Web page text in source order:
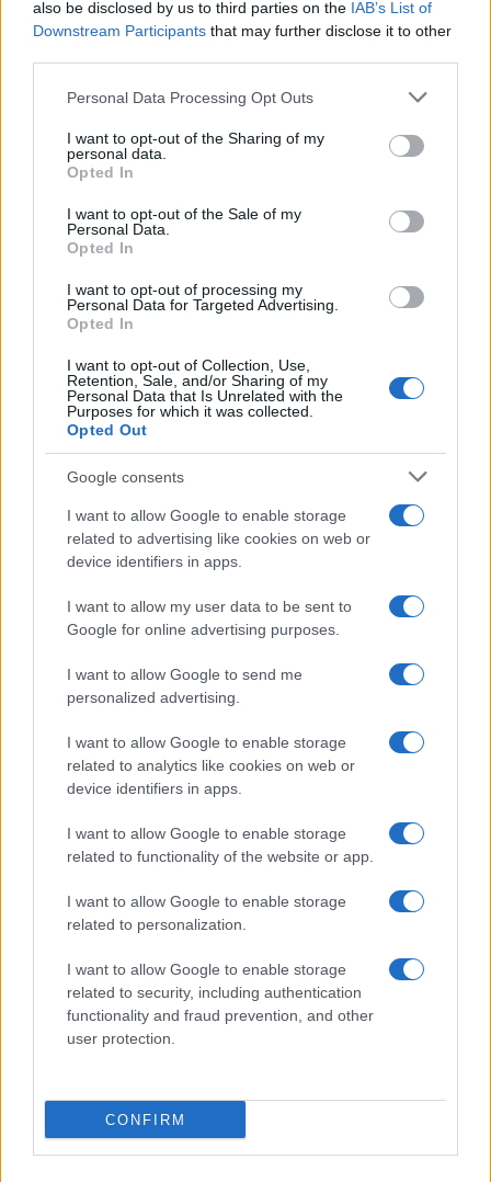
also be disclosed by us to third parties on the IAB’s List of
Downstream Participants that may further disclose it to other
Please note that this website/app uses one or more Google
not limited to your visit or usage behaviour. You may click to
grant or deny consent to Google and its third-party tags to
use your data for below specified purposes in below Google
consent section.
Personal Data Processing Opt Outs
I want to opt-out of the Sharing of my
personal data.
Opted In
I want to opt-out of the Sale of my
Personal Data.
Opted In
I want to opt-out of processing my
Personal Data for Targeted Advertising.
Opted In
I want to opt-out of Collection, Use,
Retention, Sale, and/or Sharing of my
Personal Data that Is Unrelated with the
Purposes for which it was collected.
Opted Out
Google consents
I want to allow Google to enable storage
related to advertising like cookies on web or
device identifiers in apps.
I want to allow my user data to be sent to
Google for online advertising purposes.
I want to allow Google to send me
personalized advertising.
I want to allow Google to enable storage
related to analytics like cookies on web or
device identifiers in apps.
I want to allow Google to enable storage
related to functionality of the website or app.
I want to allow Google to enable storage
related to personalization.
I want to allow Google to enable storage
related to security, including authentication
functionality and fraud prevention, and other
user protection.
CONFIRM
Az AWS tagjai az Eurovíziós Dalfesztivál elődöntője
utánFotó: AWS Facebook-oldala
Az AWS május 10-én éjjel, az elődöntő után értesült arról,
hogy az együttest meghívták az augusztusi németországi
Wacken Open Airre, a világ egyik legnagyobb metálzenei
fesztiváljára. Az idei fellépők között lesz mások mellett a
Sepultura, Doro, a Dokken, a Danzig, a Judas Priest, a
Nightwish, a Running Wild, a Clawfinger, a Dimmu Borgir és a
Helmet. ?A Wacken előzőleg azzal keresett meg minket,
hogy csináljunk nekik egy videót, amelyben arra buzdítjuk a
rockereket és a metálosokat, hogy szavazzanak ránk az
Eurovíziós Dalfesztiválon. Aztán május 10-én este kiderült,
hogy ennél többről van szó: meghívtak minket a Wackenre.
Ez csodálatos, olyan, mintha az Iron Maiden előzenekarnak
hívta volna az AWS-t? ? fogalmazott a frontember.